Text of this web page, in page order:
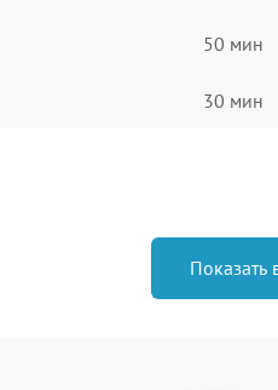
50 мин
30 мин
Показать